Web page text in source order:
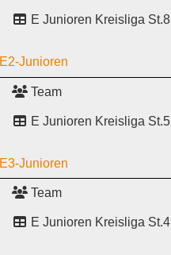
E Junioren Kreisliga St.8
E2-Junioren
Team
E Junioren Kreisliga St.5
E3-Junioren
Team
E Junioren Kreisliga St.4